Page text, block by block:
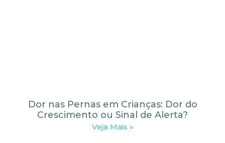
Dor nas Pernas em Crianças: Dor do
Crescimento ou Sinal de Alerta?
Veja Mais »